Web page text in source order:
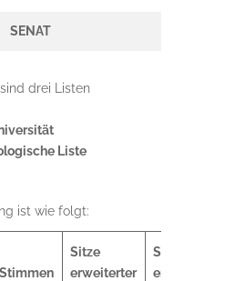
SENAT
drei Listen
Liste
ist wie folgt:
Stimmen
Sitze
erweiterter
Sitze
engerer